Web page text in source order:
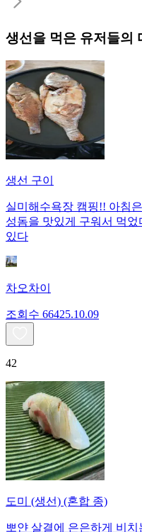
생선을 먹은 유저들의
생선 구이
실미해수욕장 캠핑!! 아침
성돔을 맛있게 구워서 먹
있다
차오차이
조회수 66425.10.09
42
도미 (생선) (혼합 종)
뽀얀 살결에 은은하게 비